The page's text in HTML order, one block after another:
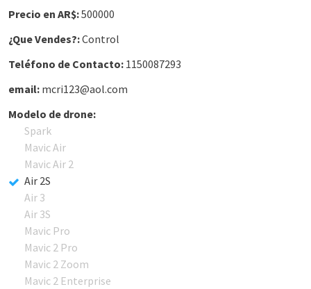
Precio en AR$:500000
¿Que Vendes?:Control
Teléfono de Contacto: 1150087293
email: mcri123@aol.com
Modelo de drone:
Spark
Mavic Air
Mavic Air 2
Air 2S
Air 3
Air 3S
Mavic Pro
Mavic 2 Pro
Mavic 2 Zoom
Mavic 2 Enterprise